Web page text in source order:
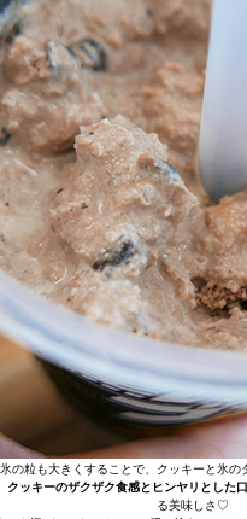
の粒も大きくすることで、クッキーと氷
ッキーのザクザク食感とヒンヤリとした
る美味しさ♡